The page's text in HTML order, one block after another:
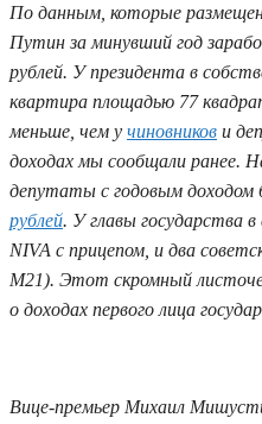
По данным, которые
Путин за минувший год
рублей. У президента в
квартира площадью 77
меньше, чем у чиновников и
доходах мы сообщали ранее.
депутаты с годовым доходом
рублей. У главы государства
NIVA с прицепом, и два
М21). Этот скромный
о доходах первого лица
Вице-премьер Михаил